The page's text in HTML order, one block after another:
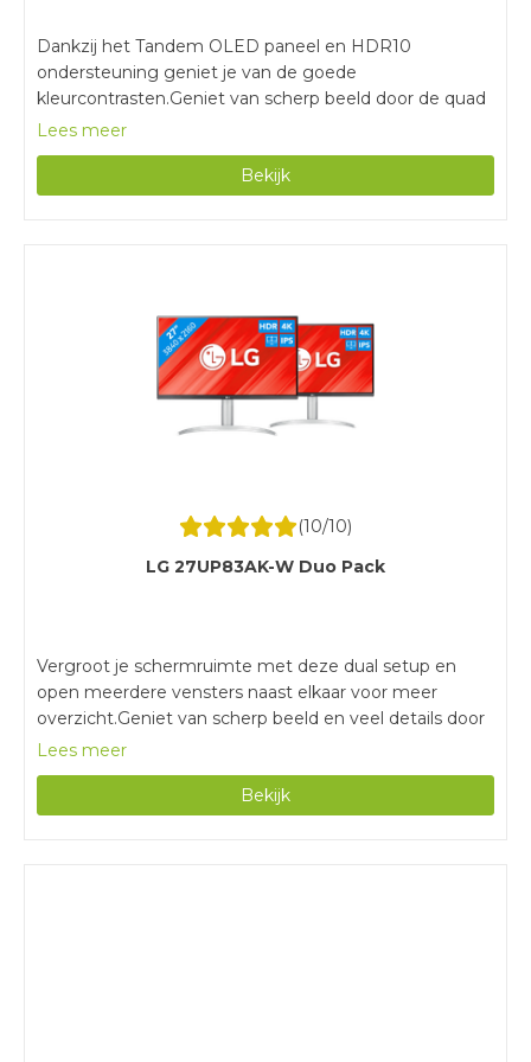
Dankzij het Tandem OLED paneel en HDR10
ondersteuning geniet je van de goede
kleurcontrasten.Geniet van scherp beeld door de quad
hd resolutie.Door de lage reactietijd en hoge
er vloeiend uit.Voor de maximale verversingssnelheid
van 280 hertz sluit je de monitor alleen aan via
Lees meer
Bekijk
(10/10)
LG 27UP83AK-W Duo Pack
Vergroot je schermruimte met deze dual setup en
open meerdere vensters naast elkaar voor meer
overzicht.Geniet van scherp beeld en veel details door
de 4K resolutie.Sluit randapparatuur aan met de
bureau.Door de lage verversingssnelheid en hoge
reactietijd zijn deze monitoren niet geschikt voor
Lees meer
Bekijk